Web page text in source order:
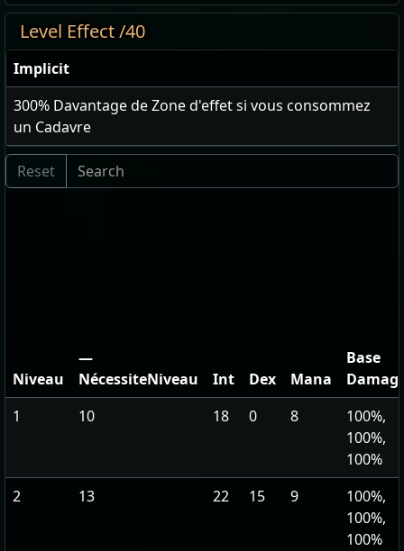
Level Effect /40
Implicit
300% Davantage de Zone d'effet si vous consommez
un Cadavre
Niveau
—
NécessiteNiveau
Int Dex Mana
Base
1
10 18 0 8
100%,
100%,
100%
2
13 22 15 9
100%,
100%,
100%